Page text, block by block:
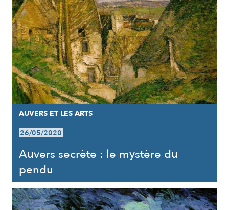
AUVERS ET LES ARTS
26/05/2020
Auvers secrète : le mystère du
pendu